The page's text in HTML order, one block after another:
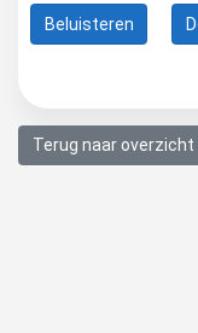
Beluisteren
Terug naar overzicht